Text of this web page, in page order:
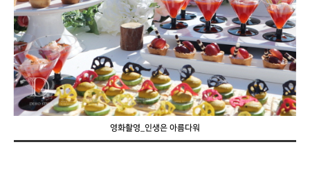
영화촬영_인생은 아름다워